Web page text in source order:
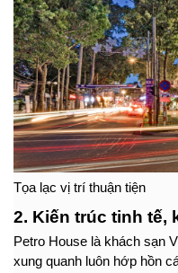
Tọa lạc vị trí thuận tiện
2. Kiến trúc tinh tế,
Petro House là khách sạn
xung quanh luôn hớp hồn